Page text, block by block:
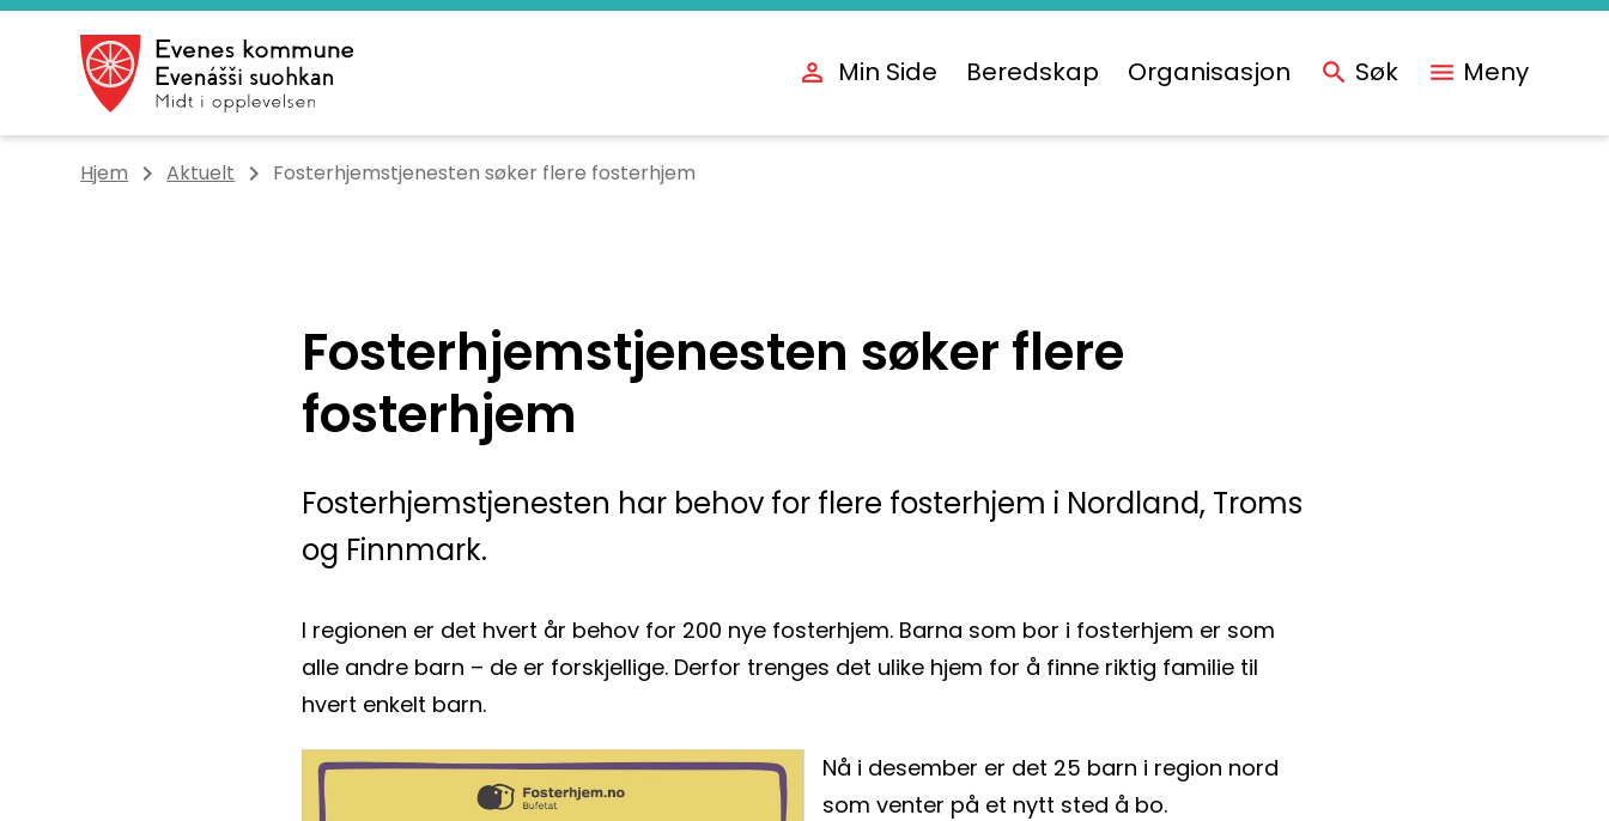
Evenes kommune
Min Side Beredskap Organisasjon Søk Meny
Du er her:
Hjem Aktuelt Fosterhjemstjenesten søker flere fosterhjem
Fosterhjemstjenesten søker flere
fosterhjem
Fosterhjemstjenesten har behov for flere fosterhjem i Nordland, Troms
og Finnmark.
I regionen er det hvert år behov for 200 nye fosterhjem. Barna som bor i fosterhjem er som
alle andre barn – de er forskjellige. Derfor trenges det ulike hjem for å finne riktig familie til
hvert enkelt barn.
Nå i desember er det 25 barn i region nord
som venter på et nytt sted å bo.